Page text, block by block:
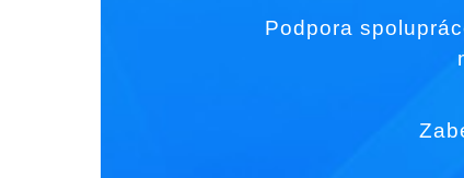
Podpora